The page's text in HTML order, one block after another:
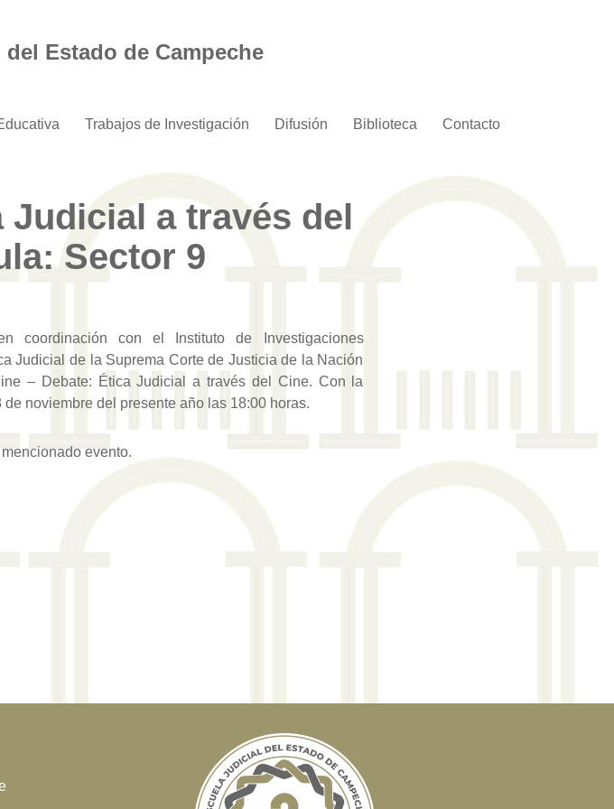
Estado de Campeche
Trabajos de Investigación Difusión Biblioteca Contacto
Judicial a través del
Sector 9
coordinación con el Instituto de Investigaciones
Judicial de la Suprema Corte de Justicia de la Nación
– Debate: Ética Judicial a través del Cine. Con la
noviembre del presente año las 18:00 horas.
evento.